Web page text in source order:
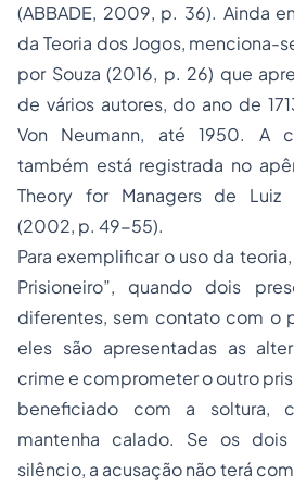
(ABBADE, 2009, p. 36). Ainda
da Teoria dos Jogos, menciona-
por Souza (2016, p. 26) que
de vários autores, do ano de
Von Neumann, até 1950. A
também está registrada no
Theory for Managers de Luiz
(2002, p. 49-55).
Para exemplificar o uso da
Prisioneiro”, quando dois
diferentes, sem contato com o
eles são apresentadas as
crime e comprometer o outro
beneficiado com a soltura,
mantenha calado. Se os
silêncio, a acusação não terá